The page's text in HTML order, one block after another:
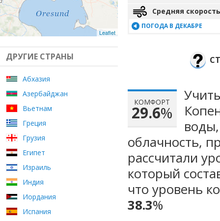
Leaflet
ДРУГИЕ СТРАНЫ
Абхазия
Азербайджан
Вьетнам
Греция
Грузия
Египет
Израиль
Индия
Иордания
Испания
Средняя
ПОГОДА В ДЕКАБРЕ
КОМФОРТ
29.6%
облачность,
рассчитали
который
что уровень
38.3%